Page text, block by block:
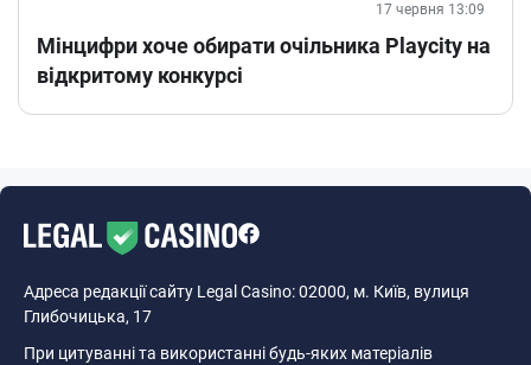
17 червня 13:09
Мінцифри хоче обирати очільника Playcity на
відкритому конкурсі
Адреса редакції сайту Legal Casino: 02000, м. Київ, вулиця
Глибочицька, 17
При цитуванні та використанні будь-яких матеріалів